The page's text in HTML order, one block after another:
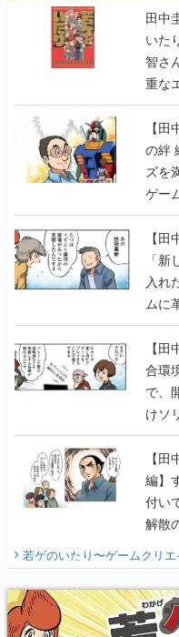
田中
いた
智さ
重な
【田
の絆
ズを
ゲー
【若
【
「
入れ
ムに
のい
【
合環
で、
けソ
に行
【
編】
付い
解散
開
『少
り】
若ゲのいたり〜ゲームクリ